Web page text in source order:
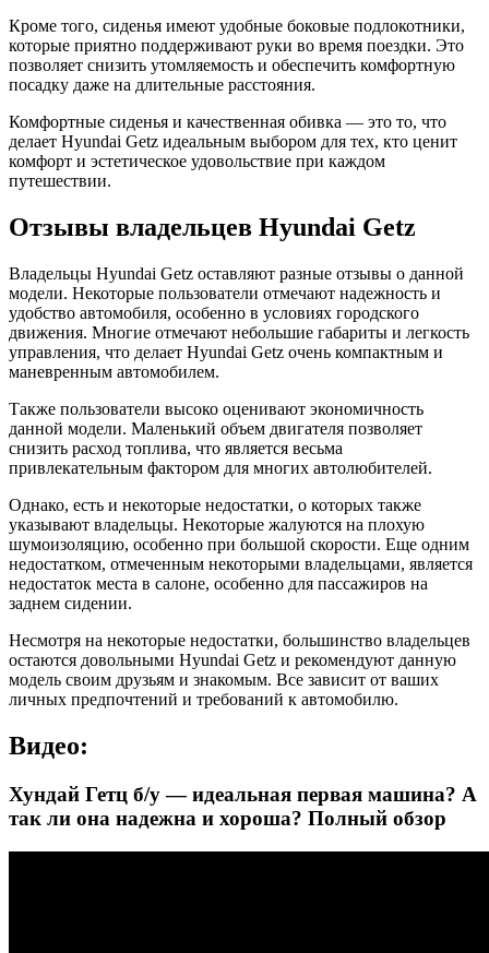
Кроме того, сиденья имеют удобные боковые подлокотники,
которые приятно поддерживают руки во время поездки. Это
позволяет снизить утомляемость и обеспечить комфортную
посадку даже на длительные расстояния.
Комфортные сиденья и качественная обивка — это то, что
делает Hyundai Getz идеальным выбором для тех, кто ценит
комфорт и эстетическое удовольствие при каждом
путешествии.
Отзывы владельцев Hyundai Getz
Владельцы Hyundai Getz оставляют разные отзывы о данной
модели. Некоторые пользователи отмечают надежность и
удобство автомобиля, особенно в условиях городского
движения. Многие отмечают небольшие габариты и легкость
управления, что делает Hyundai Getz очень компактным и
маневренным автомобилем.
Также пользователи высоко оценивают экономичность
данной модели. Маленький объем двигателя позволяет
снизить расход топлива, что является весьма
привлекательным фактором для многих автолюбителей.
Однако, есть и некоторые недостатки, о которых также
указывают владельцы. Некоторые жалуются на плохую
шумоизоляцию, особенно при большой скорости. Еще одним
недостатком, отмеченным некоторыми владельцами, является
недостаток места в салоне, особенно для пассажиров на
заднем сидении.
Несмотря на некоторые недостатки, большинство владельцев
остаются довольными Hyundai Getz и рекомендуют данную
модель своим друзьям и знакомым. Все зависит от ваших
личных предпочтений и требований к автомобилю.
Видео:
Хундай Гетц б/у — идеальная первая машина? А
так ли она надежна и хороша? Полный обзор